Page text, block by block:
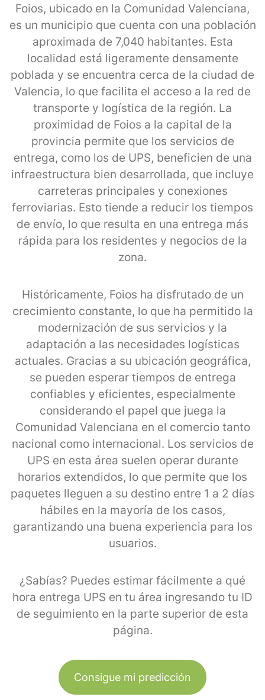
Foios, ubicado en la Comunidad Valenciana,
es un municipio que cuenta con una población
aproximada de 7,040 habitantes. Esta
localidad está ligeramente densamente
poblada y se encuentra cerca de la ciudad de
Valencia, lo que facilita el acceso a la red de
transporte y logística de la región. La
proximidad de Foios a la capital de la
provincia permite que los servicios de
entrega, como los de UPS, beneficien de una
infraestructura bien desarrollada, que incluye
carreteras principales y conexiones
ferroviarias. Esto tiende a reducir los tiempos
de envío, lo que resulta en una entrega más
rápida para los residentes y negocios de la
zona.
Históricamente, Foios ha disfrutado de un
crecimiento constante, lo que ha permitido la
modernización de sus servicios y la
adaptación a las necesidades logísticas
actuales. Gracias a su ubicación geográfica,
se pueden esperar tiempos de entrega
confiables y eficientes, especialmente
considerando el papel que juega la
Comunidad Valenciana en el comercio tanto
nacional como internacional. Los servicios de
UPS en esta área suelen operar durante
horarios extendidos, lo que permite que los
paquetes lleguen a su destino entre 1 a 2 días
hábiles en la mayoría de los casos,
garantizando una buena experiencia para los
usuarios.
¿Sabías? Puedes estimar fácilmente a qué
hora entrega UPS en tu área ingresando tu ID
de seguimiento en la parte superior de esta
página.
Consigue mi predicción